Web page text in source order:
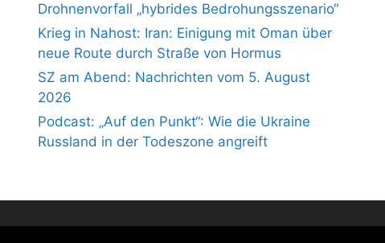
Drohnenvorfall „hybrides Bedrohungsszenario“
Krieg in Nahost: Iran: Einigung mit Oman über
neue Route durch Straße von Hormus
SZ am Abend: Nachrichten vom 5. August
2026
Podcast: „Auf den Punkt“: Wie die Ukraine
Russland in der Todeszone angreift